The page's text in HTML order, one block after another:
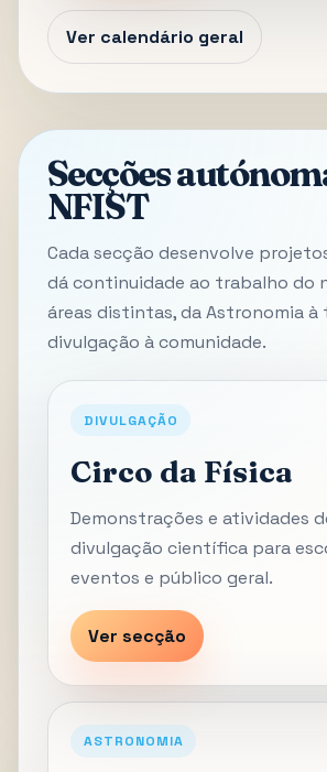
Ver calendário geral
Secções
NFIST
Cada secção desenvolve
dá continuidade ao trabalho do
áreas distintas, da Astronomia à
divulgação à comunidade.
DIVULGAÇÃO
Circo da Física
Demonstrações e atividades
divulgação científica para
eventos e público geral.
Ver secção
ASTRONOMIA